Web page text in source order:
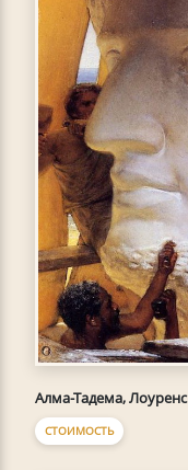
Алма-Тадема, Лоуренс
СТОИМОСТЬ